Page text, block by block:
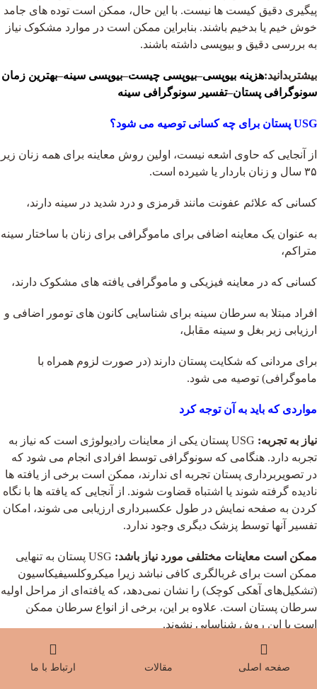
پیگیری دقیق کیست ها نیست. با این حال، ممکن است توده های جامد
خوش خیم یا بدخیم باشند. بنابراین ممکن است در موارد مشکوک نیاز
به بررسی دقیق و بیوپسی داشته باشند.
بیشتربدانید:هزینه بیوپسی–بیوپسی چیست–بیوپسی سینه–بهترین زمان
سونوگرافی پستان–تفسیر سونوگرافی سینه
USG پستان برای چه کسانی توصیه می شود؟
از آنجایی که حاوی اشعه نیست، اولین روش معاینه برای همه زنان زیر
۳۵ سال و زنان باردار یا شیرده است.
کسانی که علائم عفونت مانند قرمزی و درد شدید در سینه دارند،
به عنوان یک معاینه اضافی برای ماموگرافی برای زنان با ساختار سینه
متراکم،
کسانی که در معاینه فیزیکی و ماموگرافی یافته های مشکوک دارند،
افراد مبتلا به سرطان سینه برای شناسایی کانون های تومور اضافی و
ارزیابی زیر بغل و سینه مقابل،
برای مردانی که شکایت پستان دارند (در صورت لزوم همراه با
ماموگرافی) توصیه می شود.
مواردی که باید به آن توجه کرد
نیاز به تجربه:
USG پستان یکی از معاینات رادیولوژی است که نیاز به
تجربه دارد. هنگامی که سونوگرافی توسط افرادی انجام می شود که
در تصویربرداری پستان تجربه ای ندارند، ممکن است برخی از یافته ها
نادیده گرفته شوند یا اشتباه قضاوت شوند. از آنجایی که یافته ها با نگاه
کردن به صفحه نمایش در طول عکسبرداری ارزیابی می شوند، امکان
تفسیر آنها توسط پزشک دیگری وجود ندارد.
ممکن است معاینات مختلفی مورد نیاز باشد:
USG پستان به تنهایی
ممکن است برای غربالگری کافی نباشد زیرا میکروکلسیفیکاسیون
(تشکیل‌های آهکی کوچک) را نشان نمی‌دهد، که یافته‌ای از مراحل اولیه
سرطان پستان است. علاوه بر این، برخی از انواع سرطان ممکن
است با این روش شناسایی نشوند.
ممکن است نیاز به بیوپسی باشد:
بیماری‌های خوش‌خیم پستان (مانند
تغییرات فیبروکیستیک) نیز ممکن است باعث یافته‌های مشکوک در
صفحه اصلی مقالات ارتباط با ما